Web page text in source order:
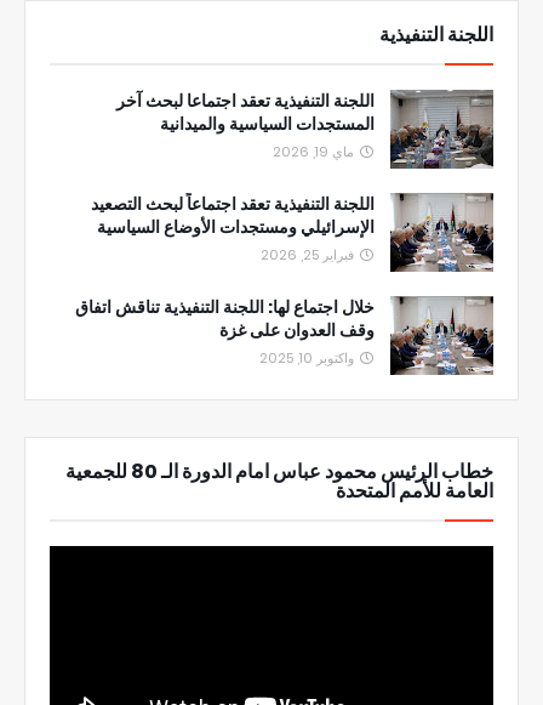
اللجنة التنفيذية
اللجنة التنفيذية تعقد اجتماعا لبحث آخر
المستجدات السياسية والميدانية
ماي 19, 2026
اللجنة التنفيذية تعقد اجتماعاً لبحث التصعيد
الإسرائيلي ومستجدات الأوضاع السياسية
فبراير 25, 2026
خلال اجتماع لها: اللجنة التنفيذية تناقش اتفاق
وقف العدوان على غزة
واكتوبر 10, 2025
خطاب الرئيس محمود عباس امام الدورة الـ 80 للجمعية
العامة للأمم المتحدة